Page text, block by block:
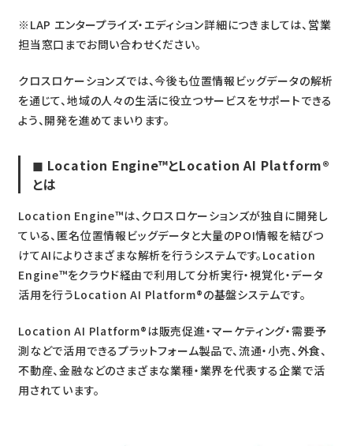
※LAP エンタープライズ・エディション詳細につきましては、営業
担当窓口までお問い合わせください。
クロスロケーションズでは、今後も位置情報ビッグデータの解析
を通じて、地域の人々の生活に役立つサービスをサポートできる
よう、開発を進めてまいります。
◼︎ Location Engine™とLocation AI Platform®
とは
Location Engine™は、クロスロケーションズが独自に開発し
ている、匿名位置情報ビッグデータと大量のPOI情報を結びつ
けてAIによりさまざまな解析を行うシステムです。Location
Engine™をクラウド経由で利用して分析実行・視覚化・データ
活用を行うLocation AI Platform®の基盤システムです。
Location AI Platform®は販売促進・マーケティング・需要予
測などで活用できるプラットフォーム製品で、流通・小売、外食、
不動産、金融などのさまざまな業種・業界を代表する企業で活
用されています。